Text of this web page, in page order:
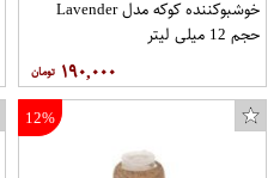
خوشبوکننده کوکه مدل Lavender
حجم 12 میلی لیتر
۱۹۰,۰۰۰
12%